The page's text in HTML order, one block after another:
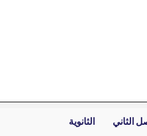
الثاني الثانوية